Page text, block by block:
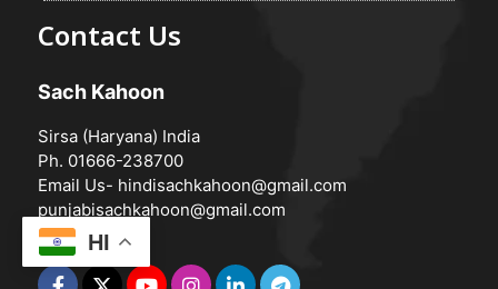
Contact Us
Sach Kahoon
Sirsa (Haryana) India
Ph. 01666-238700
Email Us- hindisachkahoon@gmail.com
punjabisachkahoon@gmail.com
HI